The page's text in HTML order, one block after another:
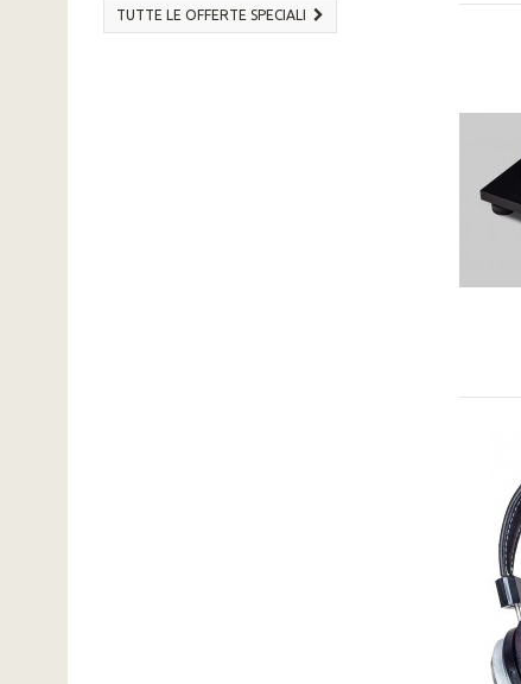
TUTTE LE OFFERTE SPECIALI